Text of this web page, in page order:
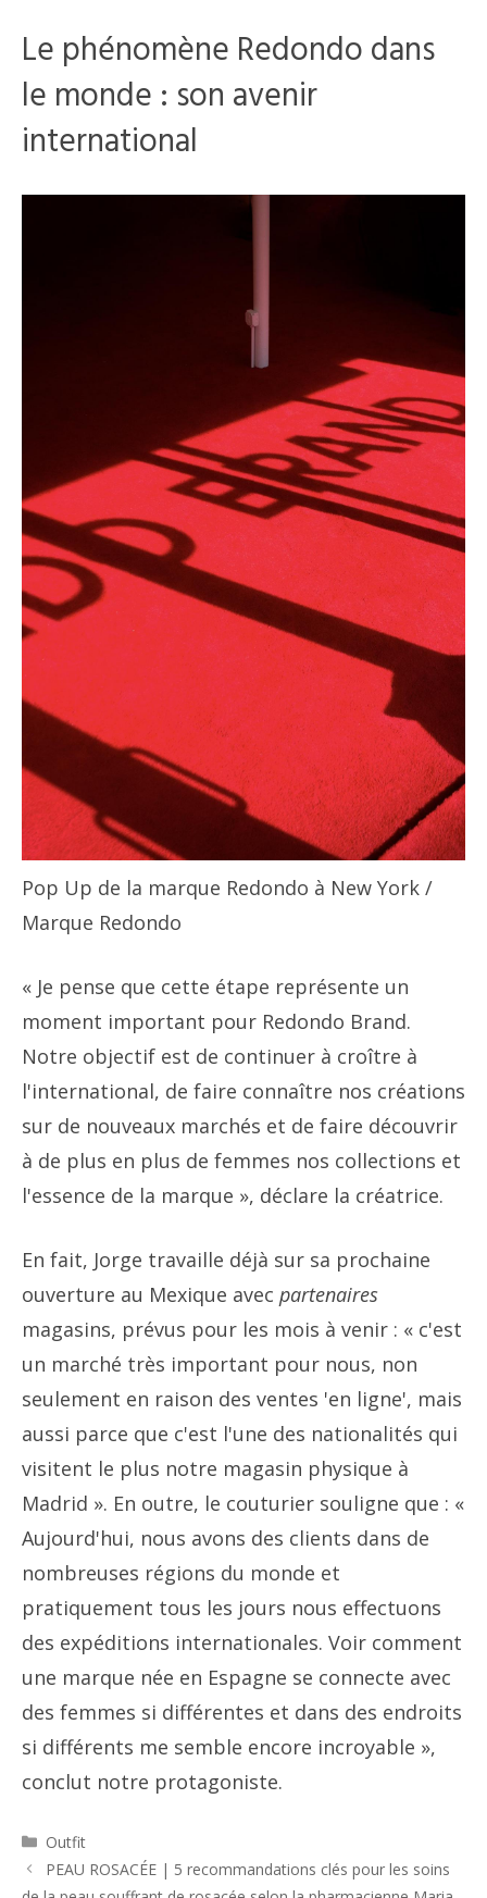
Le phénomène Redondo dans
le monde : son avenir
international
Pop Up de la marque Redondo à New York /
Marque Redondo
« Je pense que cette étape représente un
moment important pour Redondo Brand.
Notre objectif est de continuer à croître à
l'international, de faire connaître nos créations
sur de nouveaux marchés et de faire découvrir
à de plus en plus de femmes nos collections et
l'essence de la marque », déclare la créatrice.
En fait, Jorge travaille déjà sur sa prochaine
ouverture au Mexique avec partenaires
magasins, prévus pour les mois à venir : « c'est
un marché très important pour nous, non
seulement en raison des ventes 'en ligne', mais
aussi parce que c'est l'une des nationalités qui
visitent le plus notre magasin physique à
Madrid ». En outre, le couturier souligne que : «
Aujourd'hui, nous avons des clients dans de
nombreuses régions du monde et
pratiquement tous les jours nous effectuons
des expéditions internationales. Voir comment
une marque née en Espagne se connecte avec
des femmes si différentes et dans des endroits
si différents me semble encore incroyable »,
conclut notre protagoniste.
Catégories
Outfit
Navigation
des
PEAU ROSACÉE | 5 recommandations clés pour les soins